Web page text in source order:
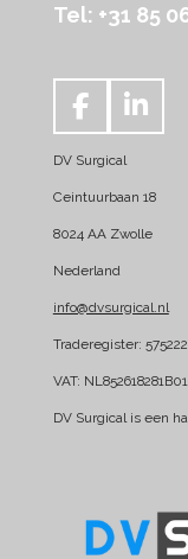
Tel: +31 85
F
c
e
o
k
L
n
k
n
DV Surgical
Ceintuurbaan 18
8024 AA Zwolle
Nederland
info@dvsurgical.nl
Traderegister:
VAT: NL852618281B01
DV Surgical is een